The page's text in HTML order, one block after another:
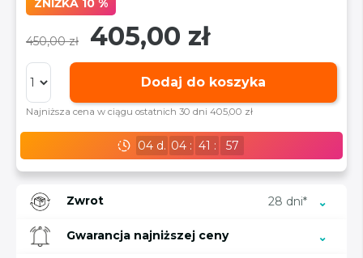
ZNIŻKA 10 %
450,00 zł 405,00 zł
Dodaj do koszyka
Najniższa cena w ciągu ostatnich 30 dni 405,00 zł
04 d. 04 : 41 : 56
Zwrot 28 dni*
Gwarancja najniższej ceny